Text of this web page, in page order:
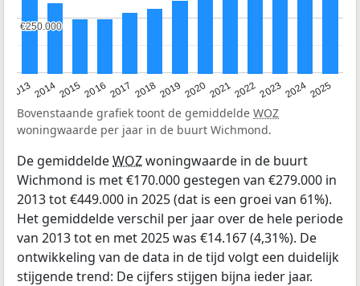
20132014201520162017 20182019 202020212022202320242025
€250.000
€250.000
Bovenstaande grafiek toont de gemiddelde WOZ
woningwaarde per jaar in de buurt Wichmond.
De gemiddeldeWOZwoningwaarde in de buurt
Wichmond is met €170.000 gestegen van €279.000 in
2013 tot €449.000 in 2025 (dat is een groei van 61%).
Het gemiddelde verschil per jaar over de hele periode
van 2013 tot en met 2025 was €14.167 (4,31%). De
ontwikkeling van de data in de tijd volgt een duidelijk
stijgende trend: De cijfers stijgen bijna ieder jaar.